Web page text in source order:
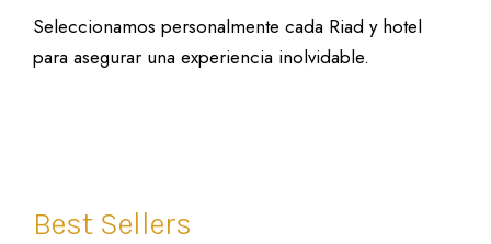
Seleccionamos personalmente cada Riad y hotel
para asegurar una experiencia inolvidable.
Best Sellers